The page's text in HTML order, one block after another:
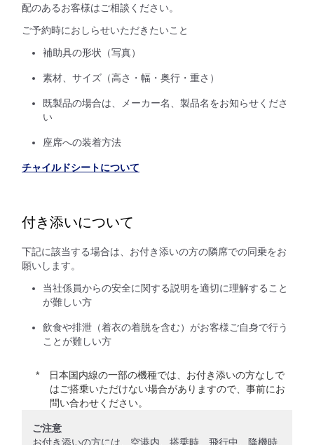
配のあるお客様はご相談ください。
ご予約時におしらせいただきたいこと
補助具の形状（写真）
素材、サイズ（高さ・幅・奥行・重さ）
既製品の場合は、メーカー名、製品名をお知らせくださ
い
座席への装着方法
チャイルドシートについて
付き添いについて
下記に該当する場合は、お付き添いの方の隣席での同乗をお
願いします。
当社係員からの安全に関する説明を適切に理解すること
が難しい方
飲食や排泄（着衣の着脱を含む）がお客様ご自身で行う
ことが難しい方
日本国内線の一部の機種では、お付き添いの方なしで
はご搭乗いただけない場合がありますので、事前にお
問い合わせください。
ご注意
お付き添いの方には、空港内、搭乗時、飛行中、降機時